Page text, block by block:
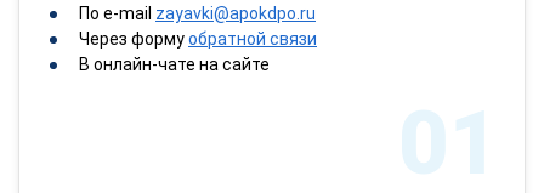
По e-mail zayavki@apokdpo.ru
Через формуобратной связи
В онлайн-чате на сайте
01